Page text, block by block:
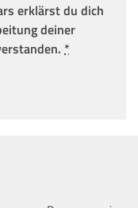
erklärst du dich
deiner
*